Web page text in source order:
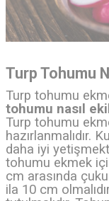
Turp Tohumu
Turp tohumu
tohumu nasıl
Turp tohumu
hazırlanmalıdır.
daha iyi
tohumu ekmek
cm arasında
ila 10 cm